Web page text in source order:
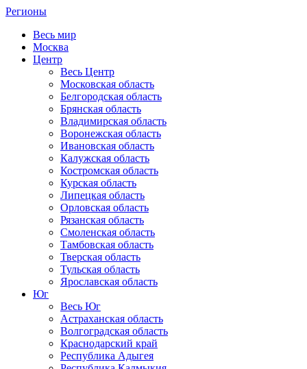
Регионы
Весь мир
Москва
Центр
Весь Центр
Московская область
Белгородская область
Брянская область
Владимирская область
Воронежская область
Ивановская область
Калужская область
Костромская область
Курская область
Липецкая область
Орловская область
Рязанская область
Смоленская область
Тамбовская область
Тверская область
Тульская область
Ярославская область
Юг
Весь Юг
Астраханская область
Волгоградская область
Краснодарский край
Республика Адыгея